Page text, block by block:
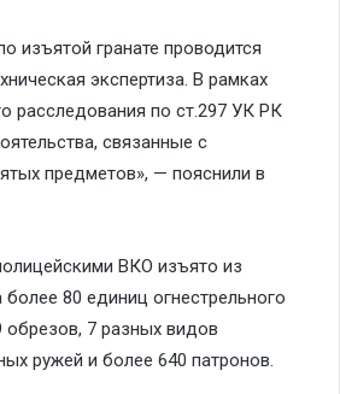
изъятой гранате проводится
экспертиза. В рамках
расследования по ст.297 УК РК
связанные с
предметов», — пояснили в
ВКО изъято из
80 единиц огнестрельного
обрезов, 7 разных видов
ружей и более 640 патронов.